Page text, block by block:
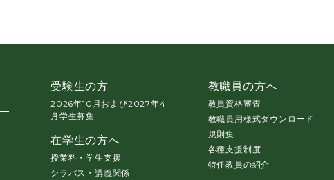
受験生の方
2026年10月および2027年4
月学生募集
在学生の方へ
授業料・学生支援
シラバス・講義関係
教職員の方へ
教員資格審査
教職員用様式ダウンロード
規則集
各種支援制度
特任教員の紹介